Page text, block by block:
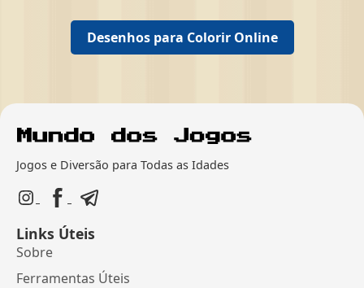
Desenhos para Colorir Online
Jogos e Diversão para Todas as Idades
Links Úteis
Sobre
Ferramentas Úteis